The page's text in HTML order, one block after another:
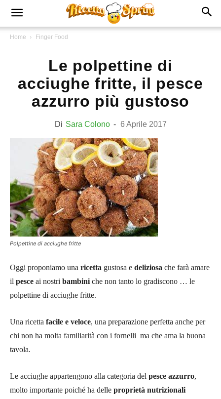
Home Finger Food
Le polpettine di
acciughe fritte, il pesce
azzurro più gustoso
Di Sara Colono - 6 Aprile 2017
Polpettine di acciughe fritte
Oggi proponiamo una ricetta gustosa e deliziosa che farà amare
il pesce ai nostri bambini che non tanto lo gradiscono … le
polpettine di acciughe fritte.
Una ricetta facile e veloce, una preparazione perfetta anche per
chi non ha molta familiarità con i fornelli ma che ama la buona
tavola.
Le acciughe appartengono alla categoria del pesce azzurro,
molto importante poiché ha delle proprietà nutrizionali